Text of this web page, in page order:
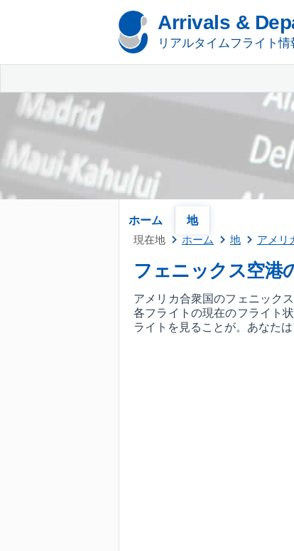
Arrivals &
リアルタイムフライト情
ホーム
地
現在地
ホーム 地 アメリ
フェニックス空港
アメリカ合衆国のフェニック
各フライトの現在のフライト
ライトを見ることが。あなた